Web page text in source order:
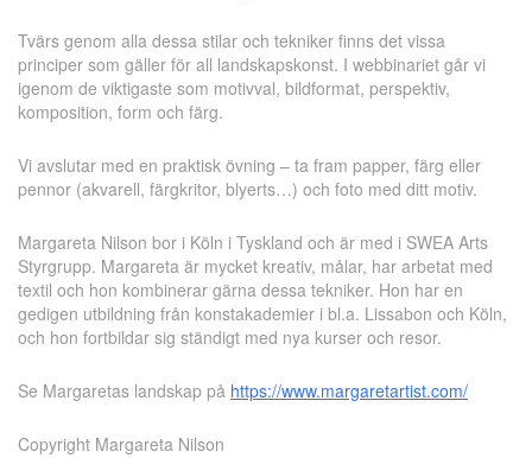
Tvärs genom alla dessa stilar och tekniker finns det vissa
principer som gäller för all landskapskonst. I webbinariet går vi
igenom de viktigaste som motivval, bildformat, perspektiv,
komposition, form och färg.
Vi avslutar med en praktisk övning – ta fram papper, färg eller
pennor (akvarell, färgkritor, blyerts…) och foto med ditt motiv.
Margareta Nilson bor i Köln i Tyskland och är med i SWEA Arts
Styrgrupp. Margareta är mycket kreativ, målar, har arbetat med
textil och hon kombinerar gärna dessa tekniker. Hon har en
gedigen utbildning från konstakademier i bl.a. Lissabon och Köln,
och hon fortbildar sig ständigt med nya kurser och resor.
Se Margaretas landskap på https://www.margaretartist.com/
Copyright Margareta Nilson